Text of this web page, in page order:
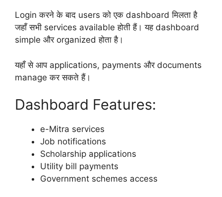
Login करने के बाद users को एक dashboard मिलता है
जहाँ सभी services available होती हैं। यह dashboard
simple और organized होता है।
यहाँ से आप applications, payments और documents
manage कर सकते हैं।
Dashboard Features:
e-Mitra services
Job notifications
Scholarship applications
Utility bill payments
Government schemes access